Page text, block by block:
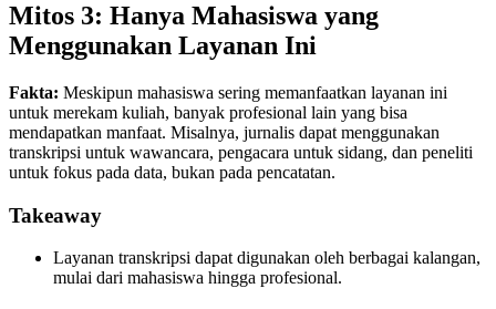
Mitos 3: Hanya Mahasiswa yang
Menggunakan Layanan Ini
Fakta: Meskipun mahasiswa sering memanfaatkan layanan ini
untuk merekam kuliah, banyak profesional lain yang bisa
mendapatkan manfaat. Misalnya, jurnalis dapat menggunakan
transkripsi untuk wawancara, pengacara untuk sidang, dan peneliti
untuk fokus pada data, bukan pada pencatatan.
Takeaway
Layanan transkripsi dapat digunakan oleh berbagai kalangan,
mulai dari mahasiswa hingga profesional.